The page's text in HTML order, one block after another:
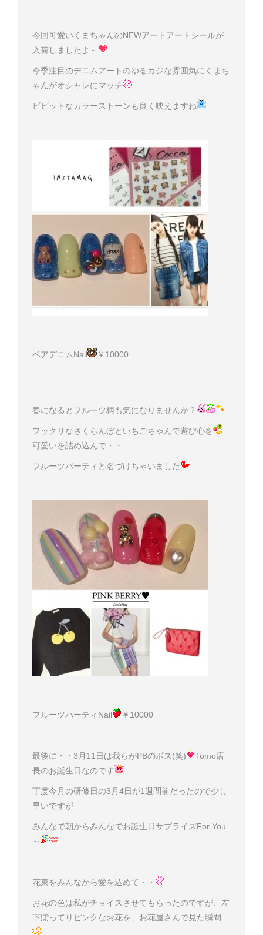
今回可愛いくまちゃんのNEWアートアートシールが
入荷しましたよ～
今季注目のデニムアートのゆるカジな雰囲気にくまち
ゃんがオシャレにマッチ
ビビットなカラーストーンも良く映えますね
ベアデニムNail ￥10000
春になるとフルーツ柄も気になりませんか？
プックリなさくらんぼといちごちゃんで遊び心を
可愛いを詰め込んで・・
フルーツパーティと名づけちゃいました
フルーツパーティNail ￥10000
最後に・・3月11日は我らがPBのボス(笑)
Tomo店
長のお誕生日なのです
丁度今月の研修日の3月4日が1週間前だったので少し
早いですが
みんなで朝からみんなでお誕生日サプライズFor You
～
花束をみんなから愛を込めて・・
お花の色は私がチョイスさせてもらったのですが、左
下ぽってりピンクなお花を、お花屋さんで見た瞬間